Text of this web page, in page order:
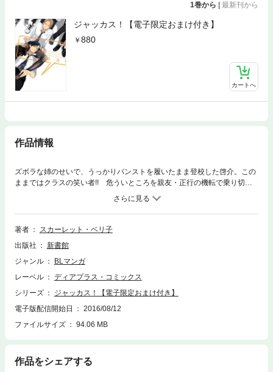
1巻から 最新刊から
ジャッカス！【電子限定おまけ付き】
880
カートへ
作品情報
ズボラな姉のせいで、うっかりパンストを履いたまま登校した啓介。この
ままではクラスの笑い者!! 危ういところを親友・正行の機転で乗り切る
も、保健室で着替える最中、正行が脚をガン見していて……。パンスト男
子の青春デイドリーム。連載時のカラーを再現したデジタル版限定仕様！
【電子限定おまけ付き】描き下ろしイラストペーパー（１P）収録！
著者
スカーレット・ベリ子
出版社
新書館
ジャンル
BLマンガ
レーベル
ディアプラス・コミックス
シリーズ
ジャッカス！【電子限定おまけ付き】
電子版配信開始日
2016/08/12
ファイルサイズ
94.06 MB
作品をシェアする